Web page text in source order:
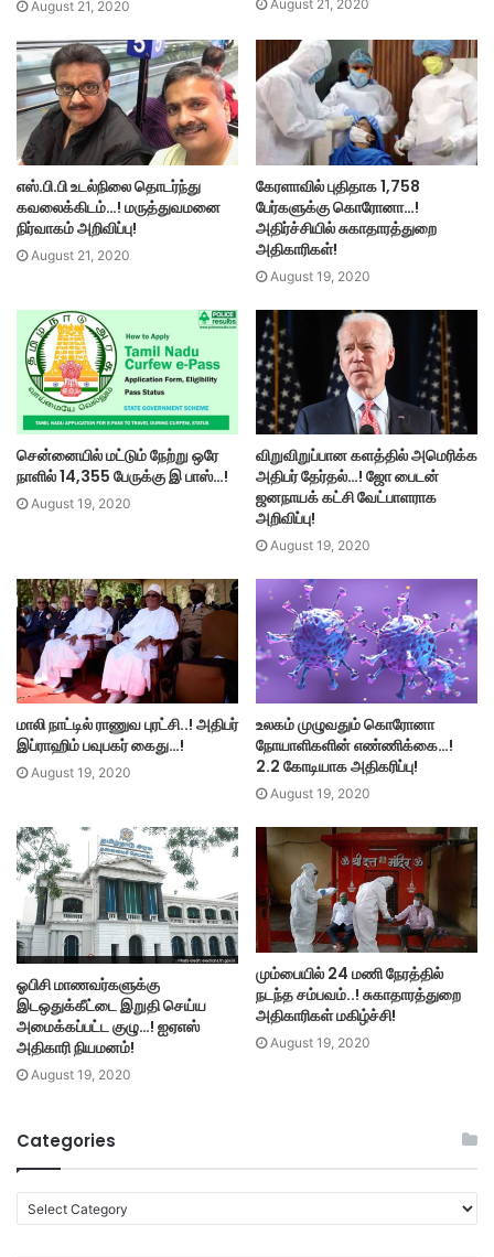
August 21, 2020 August 21, 2020
எஸ்.பி.பி உடல்நிலை தொடர்ந்து
கவலைக்கிடம்…! மருத்துவமனை
நிர்வாகம் அறிவிப்பு!
August 21, 2020
கேரளாவில் புதிதாக 1,758
பேர்களுக்கு கொரோனா…!
அதிர்ச்சியில் சுகாதாரத்துறை
அதிகாரிகள்!
August 19, 2020
சென்னையில் மட்டும் நேற்று ஒரே
நாளில் 14,355 பேருக்கு இ பாஸ்…!
August 19, 2020
விறுவிறுப்பான களத்தில் அமெரிக்க
அதிபர் தேர்தல்…! ஜோ பைடன்
ஜனநாயக் கட்சி வேட்பாளராக
அறிவிப்பு!
August 19, 2020
மாலி நாட்டில் ராணுவ புரட்சி..! அதிபர்
இப்ராஹிம் பவுபகர் கைது…!
August 19, 2020
உலகம் முழுவதும் கொரோனா
நோயாளிகளின் எண்ணிக்கை…!
2.2 கோடியாக அதிகரிப்பு!
August 19, 2020
ஓபிசி மாணவர்களுக்கு
இடஒதுக்கீட்டை இறுதி செய்ய
அமைக்கப்பட்ட குழு…! ஐஏஎஸ்
அதிகாரி நியமனம்!
August 19, 2020
மும்பையில் 24 மணி நேரத்தில்
நடந்த சம்பவம்..! சுகாதாரத்துறை
அதிகாரிகள் மகிழ்ச்சி!
August 19, 2020
Categories
a